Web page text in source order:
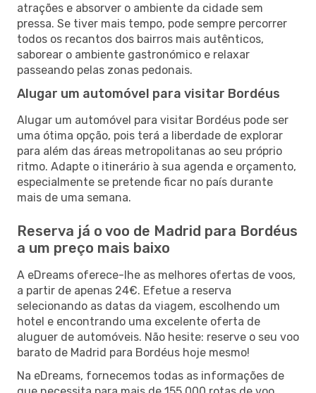
atrações e absorver o ambiente da cidade sem
pressa. Se tiver mais tempo, pode sempre percorrer
todos os recantos dos bairros mais autênticos,
saborear o ambiente gastronómico e relaxar
passeando pelas zonas pedonais.
Alugar um automóvel para visitar Bordéus
Alugar um automóvel para visitar Bordéus pode ser
uma ótima opção, pois terá a liberdade de explorar
para além das áreas metropolitanas ao seu próprio
ritmo. Adapte o itinerário à sua agenda e orçamento,
especialmente se pretende ficar no país durante
mais de uma semana.
Reserva já o voo de Madrid para Bordéus
a um preço mais baixo
A eDreams oferece-lhe as melhores ofertas de voos,
a partir de apenas 24€. Efetue a reserva
selecionando as datas da viagem, escolhendo um
hotel e encontrando uma excelente oferta de
aluguer de automóveis. Não hesite: reserve o seu voo
barato de Madrid para Bordéus hoje mesmo!
Na eDreams, fornecemos todas as informações de